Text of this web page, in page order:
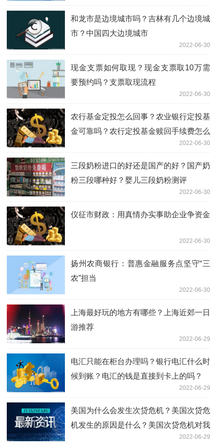
和龙市是边境城市吗？吉林有几个边境城
市？中国四大边境城市
2022-06-30
现金支票如何取现？现金支票取10万需
要预约吗？支票取现流程
2022-06-30
农行基金定投怎么回事？农业银行定投基
金可靠吗？农行定投基金赎回手续费怎么
2022-06-30
三段奶粉进口的好还是国产的好？国产奶
粉三段哪种好？婴儿三段奶粉测评
2022-06-30
仪征市财政：用真情办实事助企业争资金
2022-06-30
扬州农商银行：普惠金融服务点坚守“三
农”担当
2022-06-30
上海最好玩的地方有哪些？上海近郊一日
游推荐
2022-06-29
电汇只能在柜台办理吗？银行电汇什么时
候到账？电汇的钱是直接到卡上的吗？
2022-06-29
美国为什么会发生次贷危机？美国次贷危
机发生的原因是什么？美国次贷危机对我
2022-06-29